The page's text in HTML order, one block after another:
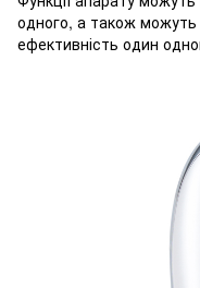
одного, а також
ефективність один